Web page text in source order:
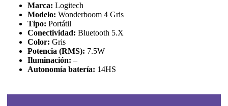
Marca: Logitech
Modelo: Wonderboom 4 Gris
Tipo: Portátil
Conectividad: Bluetooth 5.X
Color: Gris
Potencia (RMS): 7.5W
Iluminación: –
Autonomía batería: 14HS